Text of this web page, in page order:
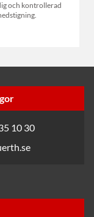
och kontrollerad
10 30